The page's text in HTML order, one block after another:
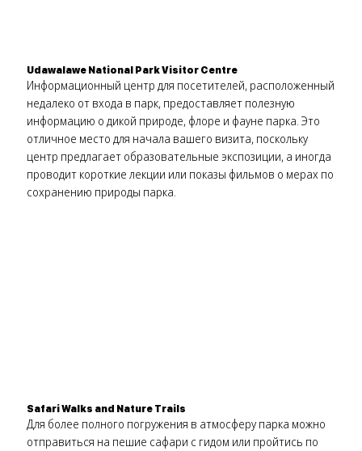
Udawalawe National Park Visitor Centre
Информационный центр для посетителей, расположенный
недалеко от входа в парк, предоставляет полезную
информацию о дикой природе, флоре и фауне парка. Это
отличное место для начала вашего визита, поскольку
центр предлагает образовательные экспозиции, а иногда
проводит короткие лекции или показы фильмов о мерах по
сохранению природы парка.
Safari Walks and Nature Trails
Для более полного погружения в атмосферу парка можно
отправиться на пешие сафари с гидом или пройтись по